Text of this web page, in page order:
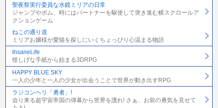
聖夜祭実行委員な水鏡ミリアの日常
ジャンプやボム、時にはパートナーを駆使して突き進む横スクロールア
クションゲーム
ねこの通り道
ミリアお嬢様が愛猫を探しにいくちょっぴり心温まる物語
InsaneLife
怪しげな手紙から始まる3DRPG
HAPPY BLUE SKY
一人の少年と一人の少女が出会うことで世界が動き出すRPG
ラジコンヘリ「勇者」!
迫り来る超宇宙帝国の弾幕から世界を護れ! さぁ、お前の勇気を見せて